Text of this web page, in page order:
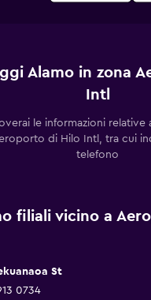
Alamo in zona
Intl
le informazioni relative
di Hilo Intl, tra cui
telefono
filiali vicino a
St
0734